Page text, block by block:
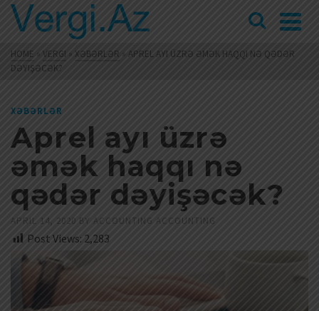
HOME » VERGI » XƏBƏRLƏR » APREL AYI ÜZRƏ ƏMƏK HAQQI NƏ QƏDƏR
DƏYIŞƏCƏK?
XƏBƏRLƏR
Aprel ayı üzrə
əmək haqqı nə
qədər dəyişəcək?
APRIL 14, 2020 BY ACCOUNTING ACCOUNTING
Post Views: 2,283